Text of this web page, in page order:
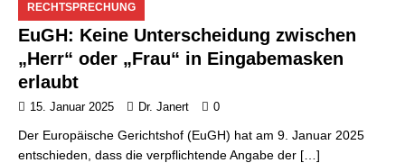
RECHTSPRECHUNG
EuGH: Keine Unterscheidung zwischen
„Herr“ oder „Frau“ in Eingabemasken
erlaubt
15. Januar 2025 Dr. Janert 0
Der Europäische Gerichtshof (EuGH) hat am 9. Januar 2025
entschieden, dass die verpflichtende Angabe der […]